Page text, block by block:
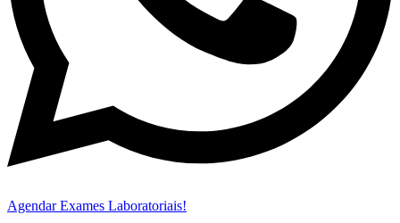
Agendar Exames Laboratoriais!